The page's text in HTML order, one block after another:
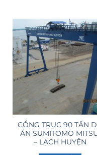
CỔNG TRỤC 90 TẤN
ÁN SUMITOMO
– LẠCH HUYỆN